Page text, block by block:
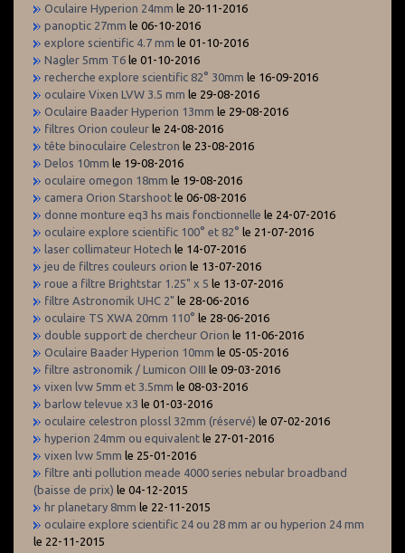
Oculaire Hyperion 24mm le 20-11-2016
panoptic 27mm le 06-10-2016
explore scientific 4.7 mm le 01-10-2016
Nagler 5mm T6 le 01-10-2016
recherche explore scientific 82° 30mm le 16-09-2016
oculaire Vixen LVW 3.5 mm le 29-08-2016
Oculaire Baader Hyperion 13mm le 29-08-2016
filtres Orion couleur le 24-08-2016
tête binoculaire Celestron le 23-08-2016
Delos 10mm le 19-08-2016
oculaire omegon 18mm le 19-08-2016
camera Orion Starshoot le 06-08-2016
donne monture eq3 hs mais fonctionnelle le 24-07-2016
oculaire explore scientific 100° et 82° le 21-07-2016
laser collimateur Hotech le 14-07-2016
jeu de filtres couleurs orion le 13-07-2016
roue a filtre Brightstar 1.25" x 5 le 13-07-2016
filtre Astronomik UHC 2" le 28-06-2016
oculaire TS XWA 20mm 110° le 28-06-2016
double support de chercheur Orion le 11-06-2016
Oculaire Baader Hyperion 10mm le 05-05-2016
filtre astronomik / Lumicon OIII le 09-03-2016
vixen lvw 5mm et 3.5mm le 08-03-2016
barlow televue x3 le 01-03-2016
oculaire celestron plossl 32mm (réservé) le 07-02-2016
hyperion 24mm ou equivalent le 27-01-2016
vixen lvw 5mm le 25-01-2016
filtre anti pollution meade 4000 series nebular broadband
(baisse de prix) le 04-12-2015
hr planetary 8mm le 22-11-2015
oculaire explore scientific 24 ou 28 mm ar ou hyperion 24 mm
le 22-11-2015